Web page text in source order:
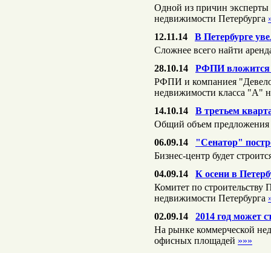
Одной из причин эксперты
недвижимости Петербурга
12.11.14
В Петербурге
Сложнее всего найти
28.10.14
РФПИ вложится
РФПИ и компаниея
недвижимости класса "А"
14.10.14
В третьем
Общий объем предложения
06.09.14
"Сенатор"
Бизнес-центр будет
04.09.14
К осени в
Комитет по строительству
недвижимости Петербурга
02.09.14
2014 год может
На рынке коммерческой
офисных площадей »»»